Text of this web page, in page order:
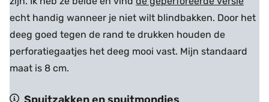
echt handig wanneer je niet wilt blindbakken. Door het
deeg goed tegen de rand te drukken houden de
perforatiegaatjes het deeg mooi vast. Mijn standaard
maat is 8 cm.